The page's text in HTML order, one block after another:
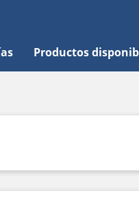
Productos